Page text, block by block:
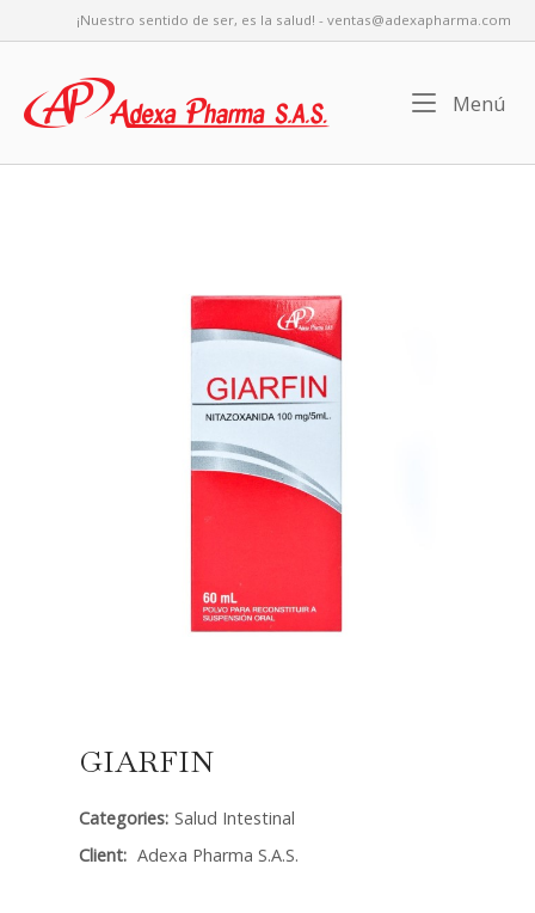
al
¡Nuestro sentido de ser, es la salud! - ventas@adexapharma.com
Inicio Menú
GIARFIN
Categories: Salud Intestinal
Client: Adexa Pharma S.A.S.